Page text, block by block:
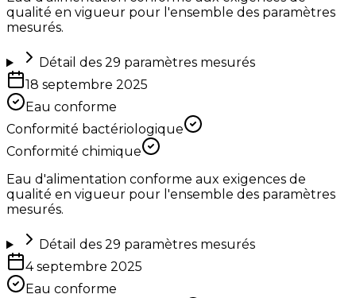
qualité en vigueur pour l'ensemble des paramètres
mesurés.
Détail des 29 paramètres mesurés
18 septembre 2025
Eau conforme
Conformité bactériologique
Conformité chimique
Eau d'alimentation conforme aux exigences de
qualité en vigueur pour l'ensemble des paramètres
mesurés.
Détail des 29 paramètres mesurés
4 septembre 2025
Eau conforme